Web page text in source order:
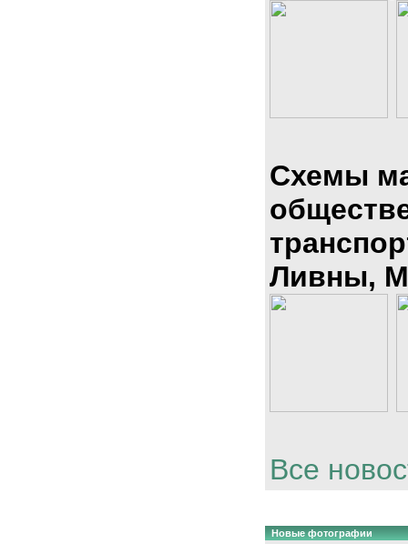
Схемы
Ливны,
Все
Новые фотографии